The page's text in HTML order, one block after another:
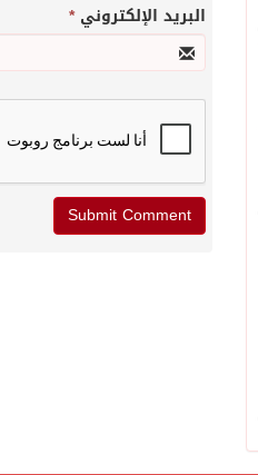
البريد الإلكتروني*